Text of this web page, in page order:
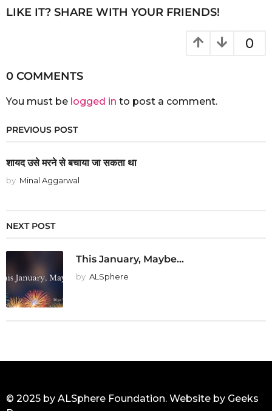
LIKE IT? SHARE WITH YOUR FRIENDS!
0
0 COMMENTS
You must be logged in to post a comment.
PREVIOUS POST
शायद उसे मरने से बचाया जा सकता था
by Minal Aggarwal
NEXT POST
This January, Maybe...
by ALSphere
© 2025 by ALSphere Foundation. Website by Geeks